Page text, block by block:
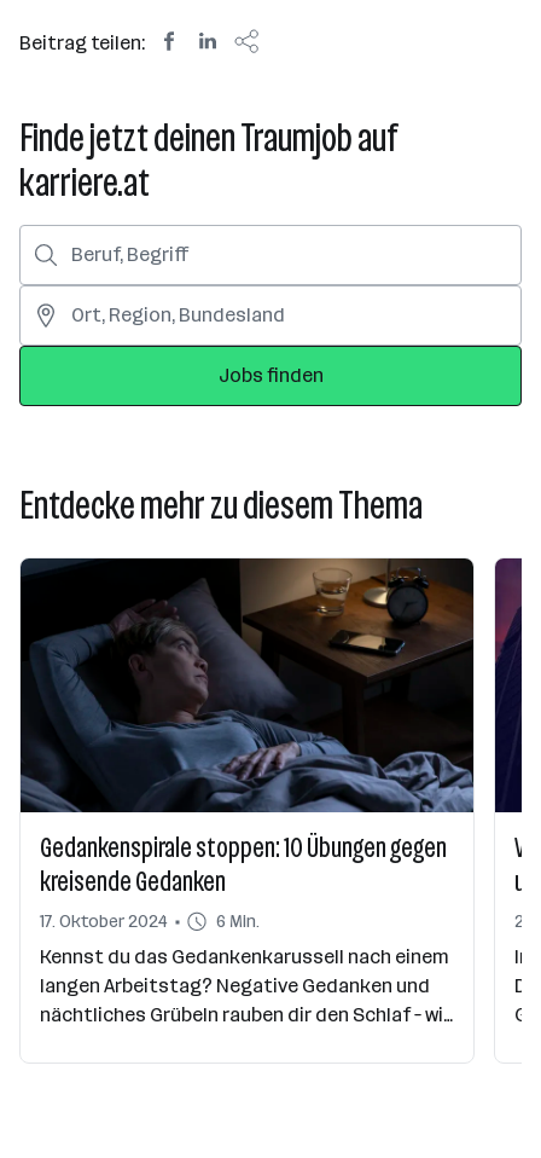
Beitrag teilen:
Finde jetzt deinen Traumjob auf
karriere.at
Jobs finden
Entdecke mehr zu diesem Thema
Gedankenspirale stoppen: 10 Übungen gegen
kreisende Gedanken
17. Oktober 2024 6 Min.
Kennst du das Gedankenkarussell nach einem
langen Arbeitstag? Negative Gedanken und
nächtliches Grübeln rauben dir den Schlaf – wir
In